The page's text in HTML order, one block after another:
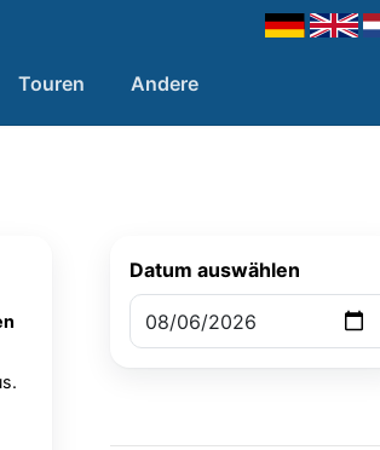
Touren Andere
Datum auswählen